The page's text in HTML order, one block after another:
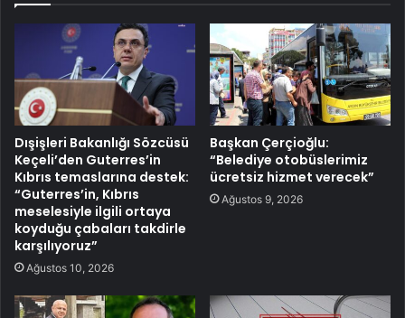
Dışişleri Bakanlığı Sözcüsü
Keçeli’den Guterres’in
Kıbrıs temaslarına destek:
“Guterres’in, Kıbrıs
meselesiyle ilgili ortaya
koyduğu çabaları takdirle
karşılıyoruz”
Ağustos 10, 2026
Başkan Çerçioğlu:
“Belediye otobüslerimiz
ücretsiz hizmet verecek”
Ağustos 9, 2026